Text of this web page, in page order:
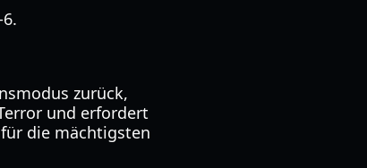
zurück,
und erfordert
die mächtigsten